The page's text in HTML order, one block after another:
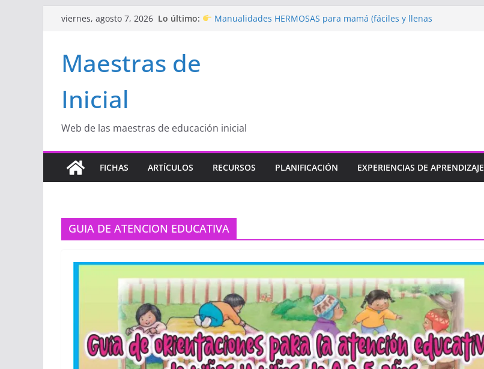
Saltarviernes, agosto 7, 2026 Lo último:
Manualidades HERMOSAS para mamá (fáciles y llenas
Inicial
Maestras de
Inicial
Web de las maestras de educación inicial
FICHAS ARTÍCULOS RECURSOS PLANIFICACIÓN EXPERIENCIAS DE APRENDIZAJE
GUIA DE ATENCION EDUCATIVA